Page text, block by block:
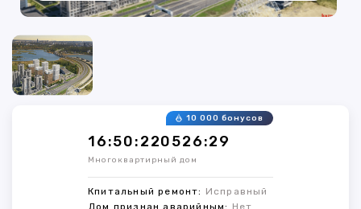
16:50:220526:29
10 000 бонусов
Многоквартирный дом
Кпитальный ремонт: Исправный
Дом признан аварийным: Нет